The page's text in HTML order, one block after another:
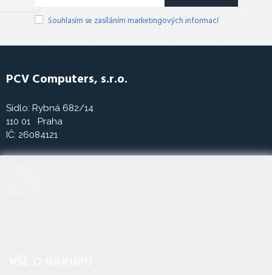
Souhlasím se zasíláním marketingových informací
PCV Computers, s.r.o.
Sídlo: Rybná 682/14
110 01 Praha
IČ: 26084121